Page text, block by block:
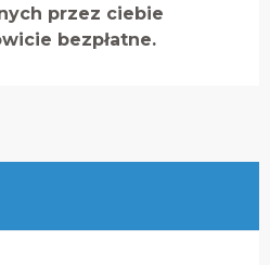
przez ciebie
bezpłatne.